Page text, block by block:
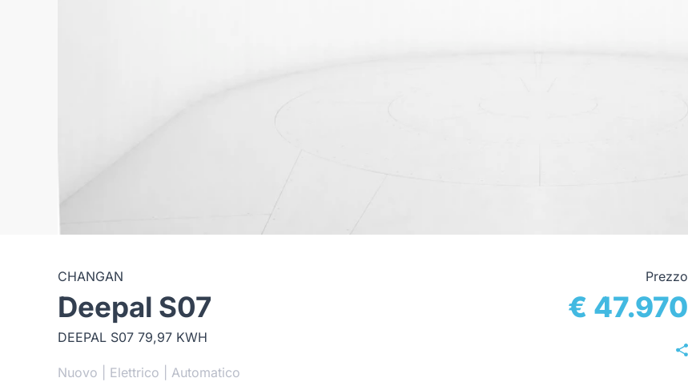
CHANGAN
Deepal S07
DEEPAL S07 79,97 KWH
Nuovo | Elettrico | Automatico
Prezzo
€ 47.970